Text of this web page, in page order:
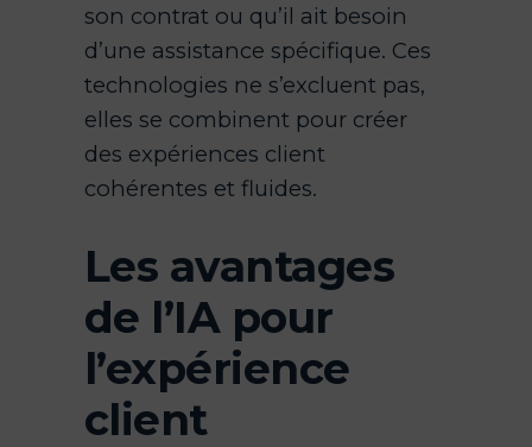
son contrat ou qu’il ait besoin
d’une assistance spécifique. Ces
technologies ne s’excluent pas,
elles se combinent pour créer
des expériences client
cohérentes et fluides.
Les avantages
de l’IA pour
l’expérience
client